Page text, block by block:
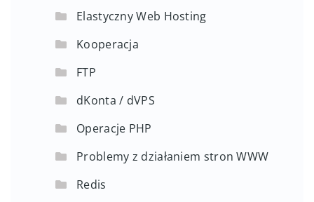
Elastyczny Web Hosting
Kooperacja
FTP
dKonta / dVPS
Operacje PHP
Problemy z działaniem stron WWW
Redis